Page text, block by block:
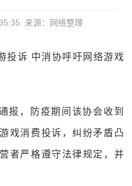
来源：网络整理
投诉 中消协呼吁网络游戏
报，防疫期间该协会收到
戏消费投诉，纠纷矛盾凸
者严格遵守法律规定，并